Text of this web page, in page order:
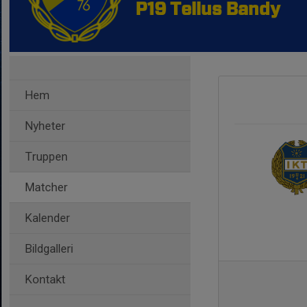
P19 Tellus Bandy
Hem
Nyheter
Truppen
Matcher
Kalender
Bildgalleri
Kontakt